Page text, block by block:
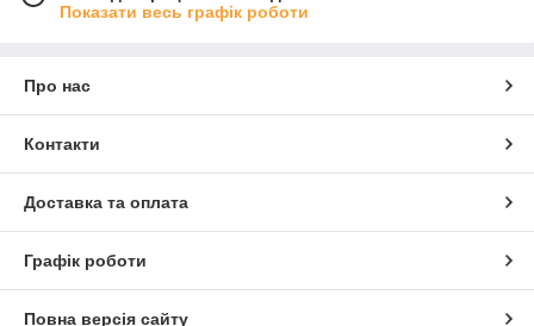
Показати весь графік роботи
Про нас
Контакти
Доставка та оплата
Графік роботи
Повна версія сайту